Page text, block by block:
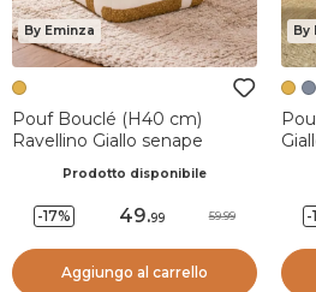
By Eminza
Pouf Bouclé (H40 cm)
Ravellino Giallo senape
Prodotto disponibile
-17% 49.99 59.99
Aggiungo al carrello
By
-